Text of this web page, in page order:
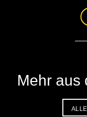
Mehr aus